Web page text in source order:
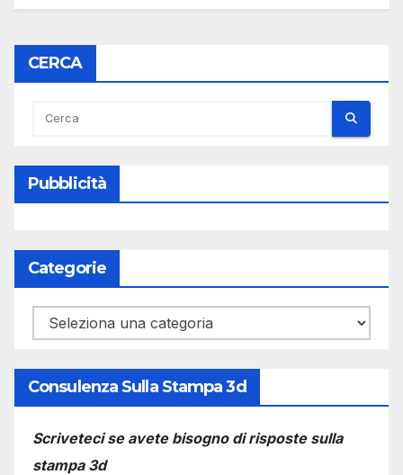
CERCA
Pubblicità
Categorie
Categorie
Consulenza Sulla Stampa 3d
Scriveteci se avete bisogno di risposte sulla
stampa 3d